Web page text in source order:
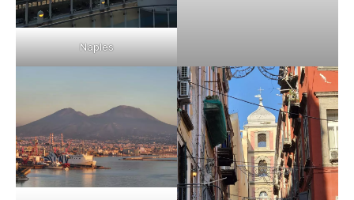
Naples